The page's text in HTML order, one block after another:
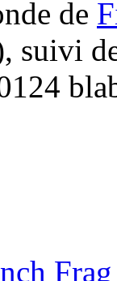
de
suivi